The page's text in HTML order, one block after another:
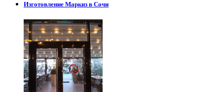
Изготовление Маркиз в Сочи